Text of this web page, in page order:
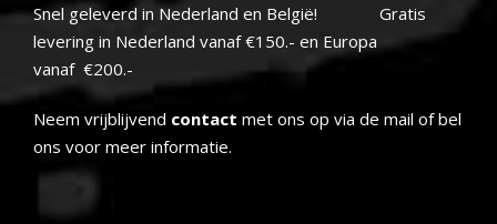
Snel geleverd in Nederland en België! Gratis
levering in Nederland vanaf €150.- en Europa
vanaf €200.-
Neem vrijblijvend contact met ons op via de mail of bel
ons voor meer informatie.